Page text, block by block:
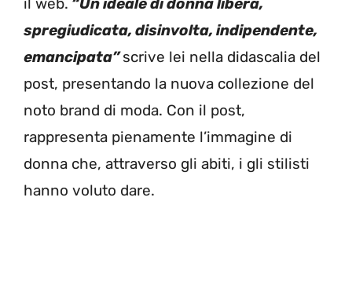
il web. “Un ideale di donna libera,
spregiudicata, disinvolta, indipendente,
emancipata” scrive lei nella didascalia del
post, presentando la nuova collezione del
noto brand di moda. Con il post,
rappresenta pienamente l’immagine di
donna che, attraverso gli abiti, i gli stilisti
hanno voluto dare.